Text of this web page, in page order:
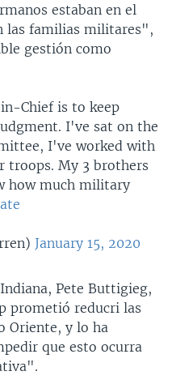
estaban en el
las familias militares",
gestión como
Chief is to keep
I've sat on the
I've worked with
troops. My 3 brothers
how much military
January 15, 2020
Pete Buttigieg,
prometió reducri las
Oriente, y lo ha
que esto ocurra